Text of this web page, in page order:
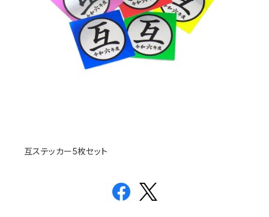
互ステッカー5枚セット